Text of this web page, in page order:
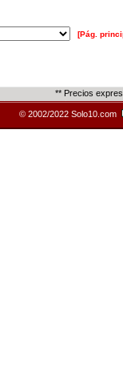
[Pág.
** Precios
© 2002/2022 Solo10.com